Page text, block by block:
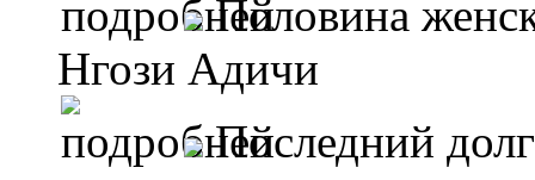
Половина
Нгози Адичи
Последний долг